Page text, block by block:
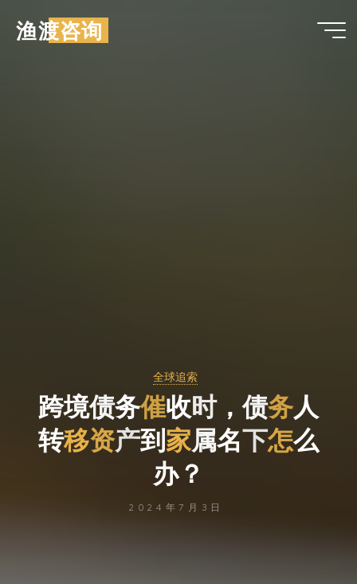
渔渡咨询
全球追索
跨跨
境债务催收时，债务人
转移资产到家属
属 名下
下 怎么
么
办办
？
2024年7月3日